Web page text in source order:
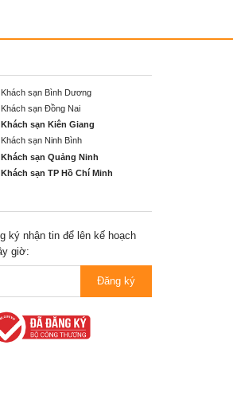
Khách sạn Bình Dương
Khách sạn Đồng Nai
Khách sạn Kiên Giang
Khách sạn Ninh Bình
Khách sạn Quảng Ninh
Khách sạn TP Hồ Chí Minh
ký nhận tin để lên kế hoạch
giờ:
Đăng ký